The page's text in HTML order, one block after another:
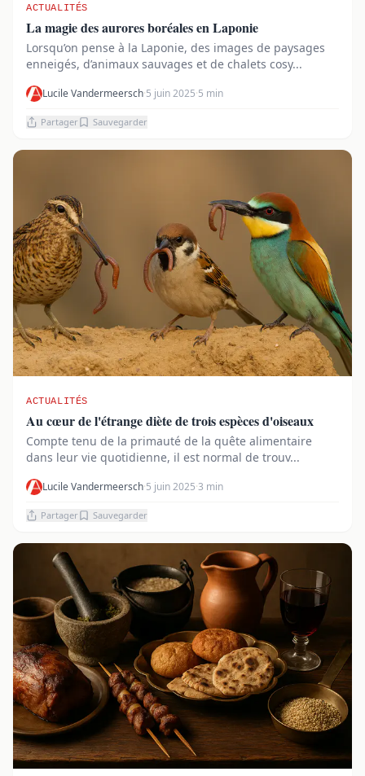
ACTUALITÉS
La magie des aurores boréales en Laponie
Lorsqu’on pense à la Laponie, des images de paysages
enneigés, d’animaux sauvages et de chalets cosy...
Lucile Vandermeersch·5 juin 2025·5 min
Partager Sauvegarder
ACTUALITÉS
Au cœur de l'étrange diète de trois espèces d'oiseaux
Compte tenu de la primauté de la quête alimentaire
dans leur vie quotidienne, il est normal de trouv...
Lucile Vandermeersch·5 juin 2025·3 min
Partager Sauvegarder